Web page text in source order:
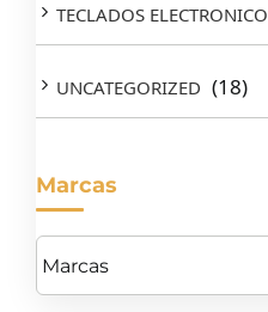
TECLADOS ELECTRONICO
UNCATEGORIZED (18)
Marcas